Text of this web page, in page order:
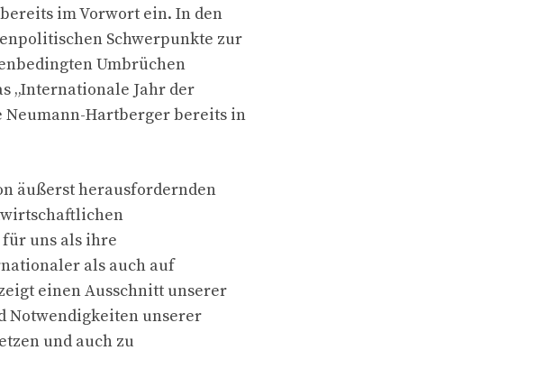
im Vorwort ein. In den
Schwerpunkte zur
Umbrüchen
„Internationale Jahr der
Neumann-Hartberger bereits in
äußerst herausfordernden
uns als ihre
als auch auf
einen Ausschnitt unserer
Notwendigkeiten unserer
und auch zu